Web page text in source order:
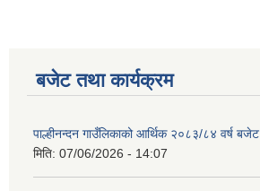
बजेट तथा कार्यक्रम
पाल्हीनन्दन गाउँलिकाको आर्थिक २०८३/८४ वर्ष बजेट
मिति: 07/06/2026 - 14:07